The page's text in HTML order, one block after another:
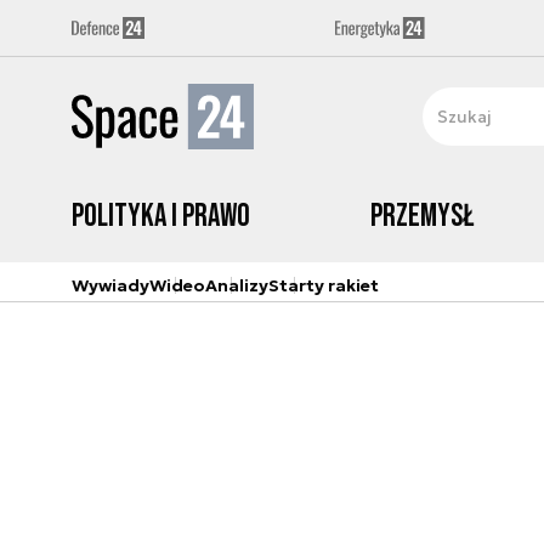
Polityka i prawo Przemysł
WywiadyWideoAnalizyStarty rakiet